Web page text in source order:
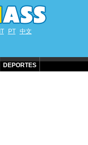
IT PT 中文
DEPORTES